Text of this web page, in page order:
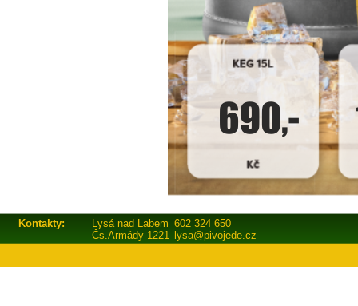
Kontakty: Lysá nad Labem 602 324 650
Čs.Armády 1221 lysa@pivojede.cz